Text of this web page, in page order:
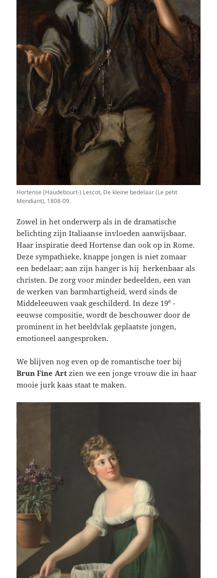
Hortense (Haudebourt-) Lescot, De kleine bedelaar (Le petit
Mendiant), 1808-09.
Zowel in het onderwerp als in de dramatische
belichting zijn Italiaanse invloeden aanwijsbaar.
Haar inspiratie deed Hortense dan ook op in Rome.
Deze sympathieke, knappe jongen is niet zomaar
een bedelaar; aan zijn hanger is hij herkenbaar als
christen. De zorg voor minder bedeelden, een van
de werken van barmhartigheid, werd sinds de
Middeleeuwen vaak geschilderd. In deze 19e -
eeuwse compositie, wordt de beschouwer door de
prominent in het beeldvlak geplaatste jongen,
emotioneel aangesproken.
We blijven nog even op de romantische toer bij
Brun Fine Art zien we een jonge vrouw die in haar
mooie jurk kaas staat te maken.